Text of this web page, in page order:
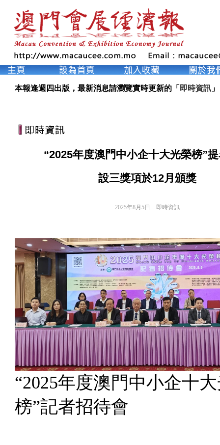
本報逢週四出版，最新消息請瀏覽實時更新的「 即時資訊 」
“2025年度澳門中小企十大光榮榜”
設三獎項於12月頒獎
2025年8月5日 即時資訊
“2025年度澳門中小企十
榜”記者招待會